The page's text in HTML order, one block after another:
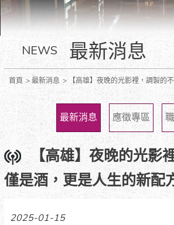
NEWS 最新消息
首頁 最新消息 【高雄】夜晚的光影裡，調製的
最新消息 應徵專區
【高雄】夜晚的光影
僅是酒，更是人生的新配
2025-01-15